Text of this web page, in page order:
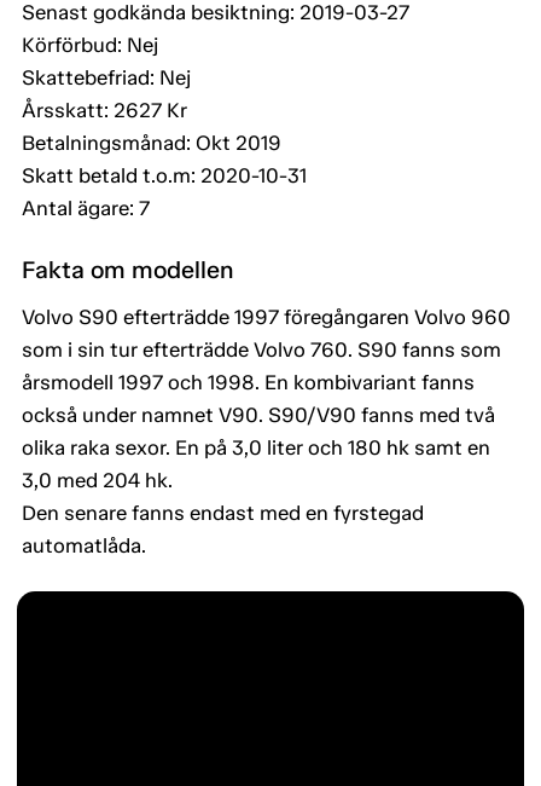
Senast godkända besiktning: 2019-03-27
Körförbud: Nej
Skattebefriad: Nej
Årsskatt: 2627 Kr
Betalningsmånad: Okt 2019
Skatt betald t.o.m: 2020-10-31
Antal ägare: 7
Fakta om modellen
Volvo S90 efterträdde 1997 föregångaren Volvo 960
som i sin tur efterträdde Volvo 760. S90 fanns som
årsmodell 1997 och 1998. En kombivariant fanns
också under namnet V90. S90/V90 fanns med två
olika raka sexor. En på 3,0 liter och 180 hk samt en
3,0 med 204 hk.
Den senare fanns endast med en fyrstegad
automatlåda.